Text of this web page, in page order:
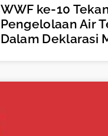
WWF ke-10
Pengelolaan Air
Dalam Deklarasi